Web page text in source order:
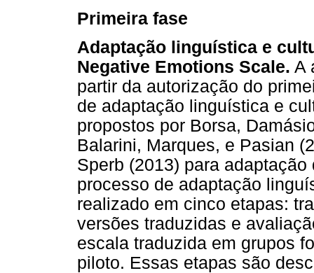
Primeira fase
Adaptação linguística e
Negative Emotions Scale. A
partir da autorização do
de adaptação linguística e
propostos por Borsa,
Balarini, Marques, e Pasian
Sperb (2013) para
processo de adaptação
realizado em cinco etapas:
versões traduzidas e
escala traduzida em grupos
piloto. Essas etapas são